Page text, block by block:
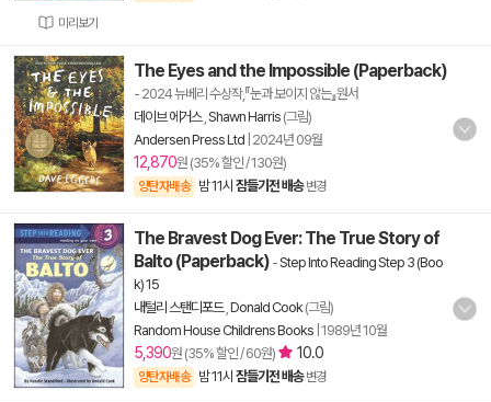
미리보기
The Eyes and the Impossible (Paperback)
- 2024 뉴베리 수상작,『눈과 보이지 않는』원서
데이브 에거스, Shawn Harris (그림)
Andersen Press Ltd 2024년 09월
12,870원 (35% 할인 / 130원)
양탄자배송 밤 11시 잠들기전 배송 변경
The Bravest Dog Ever: The True Story of
Balto (Paperback) -Step Into Reading Step 3 (Boo
k) 15
내털리 스탠디포드, Donald Cook(그림)
Random House Childrens Books 1989년 10월
5,390원 (35% 할인 / 60원) 10.0
양탄자배송 밤 11시 잠들기전 배송 변경